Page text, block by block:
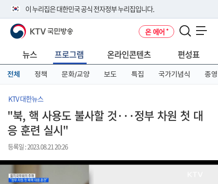
이 누리집은 대한민국 공식 전자정부 누리집입니다.
공식 누리집 주소 확인하기
니다.
이밖에 or.kr 또는 .kr등 다른 도메인 주소를 사용하고 있다면 아래 URL에
서 도메인 주소를 확인해 보세요
KTV 국민방송 온 에어
뉴스 프로그램 온라인콘텐츠 편성표
전체 정책 문화/교양 보도 특집 국가기념식 종영
KTV 대한뉴스
"북, 핵 사용도 불사할 것···정부 차원 첫 대
응 훈련 실시"
등록일 : 2023.08.21 20:26